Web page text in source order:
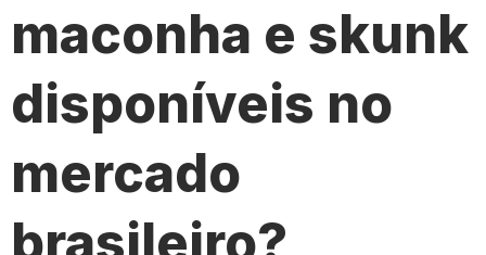
maconha e skunk
disponíveis no
mercado
brasileiro?